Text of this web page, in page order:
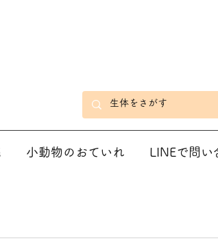
小動物のおていれ LINEで問い